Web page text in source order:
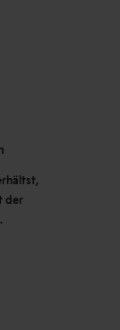
der